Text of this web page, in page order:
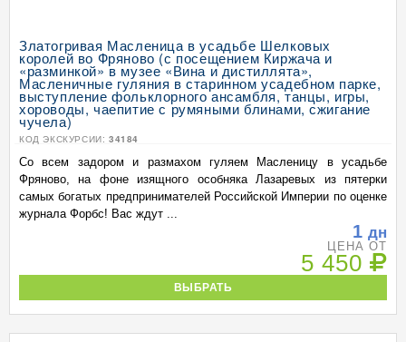
Златогривая Масленица в усадьбе Шелковых
королей во Фряново (с посещением Киржача и
«разминкой» в музее «Вина и дистиллята»,
Масленичные гуляния в старинном усадебном парке,
выступление фольклорного ансамбля, танцы, игры,
хороводы, чаепитие с румяными блинами, сжигание
чучела)
КОД ЭКСКУРСИИ: 34184
Со всем задором и размахом гуляем Масленицу в усадьбе
Фряново, на фоне изящного особняка Лазаревых из пятерки
самых богатых предпринимателей Российской Империи по оценке
журнала Форбс! Вас ждут ...
1 дн
ЦЕНА ОТ
5 450
ВЫБРАТЬ